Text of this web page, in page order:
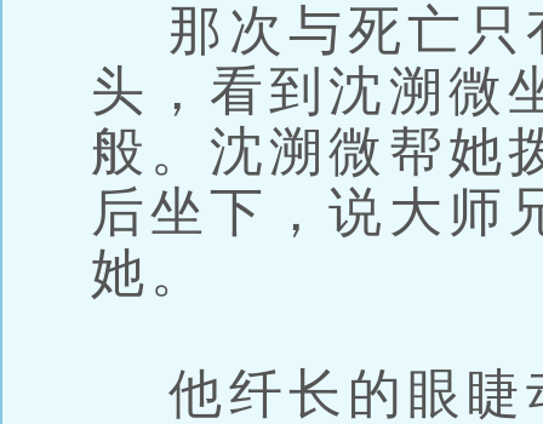
那次与死亡只
头，看到沈溯微
般。沈溯微帮她
后坐下，说大师
她。
他纤长的眼睫